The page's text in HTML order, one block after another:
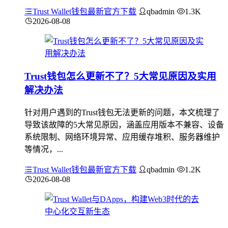
Trust Wallet钱包最新官方下载 qbadmin
1.3K
2026-08-08
Trust钱包怎么更新不了？5大常见原因及实用
解决办法
针对用户遇到的Trust钱包无法更新的问题，本文梳理了
导致该故障的5大常见原因，涵盖应用版本不兼容、设备
系统限制、网络环境异常、应用缓存堆积、服务器维护
等情况，...
Trust Wallet钱包最新官方下载 qbadmin
1.2K
2026-08-08